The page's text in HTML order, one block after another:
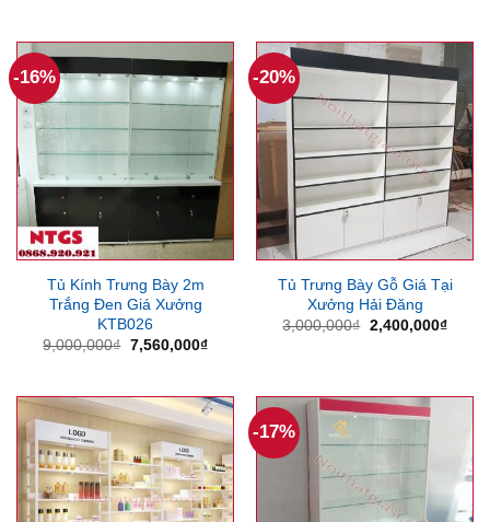
-16%
Tủ Kính Trưng Bày 2m
Trắng Đen Giá Xưởng
KTB026
9,000,000₫ Giá
7,560,000₫Giá
7,560,000₫.
-20%
Tủ Trưng Bày Gỗ Giá Tại
Xưởng Hải Đăng
3,000,000₫ Giá
2,400,000₫Giá
-17%